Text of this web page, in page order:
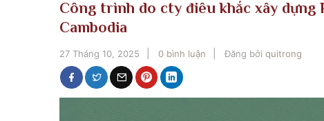
Công trình do cty điêu khắc xây
Cambodia
27 Tháng 10, 2025 0 bình luận Đăng bởi quitrong